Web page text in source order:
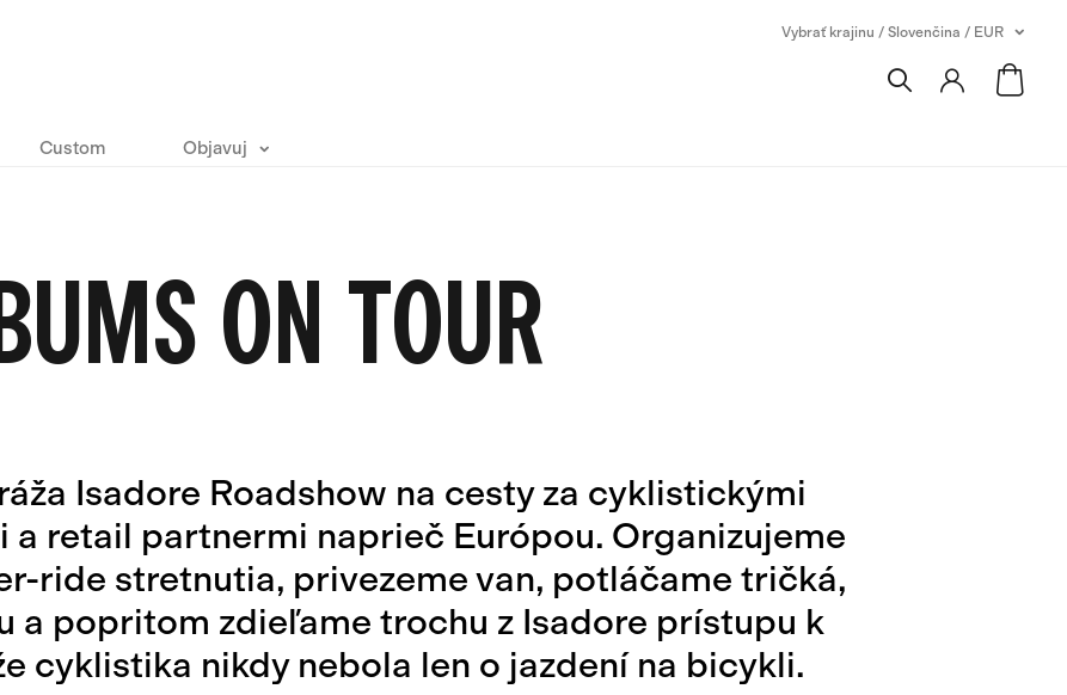
Vybrať krajinu / Slovenčina / EUR
Custom Objavuj
ON TOUR
Isadore Roadshow na cesty za cyklistickými
a retail partnermi naprieč Európou. Organizujeme
ride stretnutia, privezeme van, potláčame tričká,
a popritom zdieľame trochu z Isadore prístupu k
cyklistika nikdy nebola len o jazdení na bicykli.